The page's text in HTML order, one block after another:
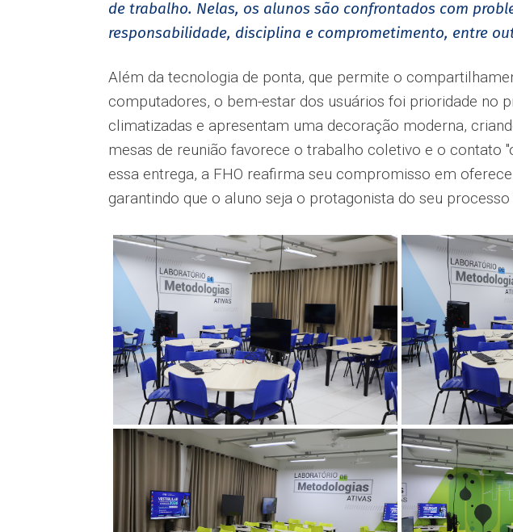
de trabalho. Nelas, os alunos são confrontados com
responsabilidade, disciplina e comprometimento, entre
Além da tecnologia de ponta, que permite o
computadores, o bem-estar dos usuários foi prioridade no
climatizadas e apresentam uma decoração moderna,
mesas de reunião favorece o trabalho coletivo e o contato
essa entrega, a FHO reafirma seu compromisso em
garantindo que o aluno seja o protagonista do seu processo